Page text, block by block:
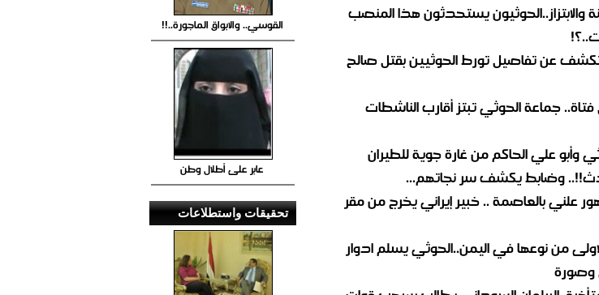
والابتزاز..الحوثيون يستحدثون هذا المنصب
تكشف عن تفاصيل تورط الحوثيين بقتل صالح
فتاة.. جماعة الحوثي تبتز أقارب الناشطات
وأبو علي الحاكم من غارة جوية للطيران
وضابط يكشف سر نجاتهم...
علني بالعاصمة .. خبير إيراني يخرج من مقر
من نوعها في اليمن..الحوثي يسلم ادوار
وصورة
القوسي.. والابواق الماجورة..!!
عابر على أطلال وطن
تحقيقات واستطلاعات